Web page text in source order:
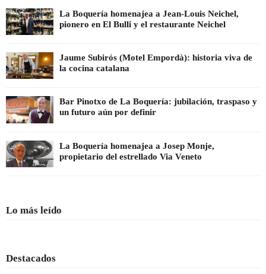
La Boquería homenajea a Jean-Louis Neichel,
pionero en El Bulli y el restaurante Neichel
Jaume Subirós (Motel Empordà): historia viva de
la cocina catalana
Bar Pinotxo de La Boquería: jubilación, traspaso y
un futuro aún por definir
La Boquería homenajea a Josep Monje,
propietario del estrellado Via Veneto
Lo más leído
Destacados